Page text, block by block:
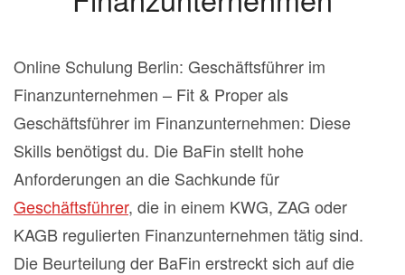
Online Schulung Berlin: Geschäftsführer im
Finanzunternehmen – Fit & Proper als
Geschäftsführer im Finanzunternehmen: Diese
Skills benötigst du. Die BaFin stellt hohe
Anforderungen an die Sachkunde für
Geschäftsführer, die in einem KWG, ZAG oder
KAGB regulierten Finanzunternehmen tätig sind.
Die Beurteilung der BaFin erstreckt sich auf die